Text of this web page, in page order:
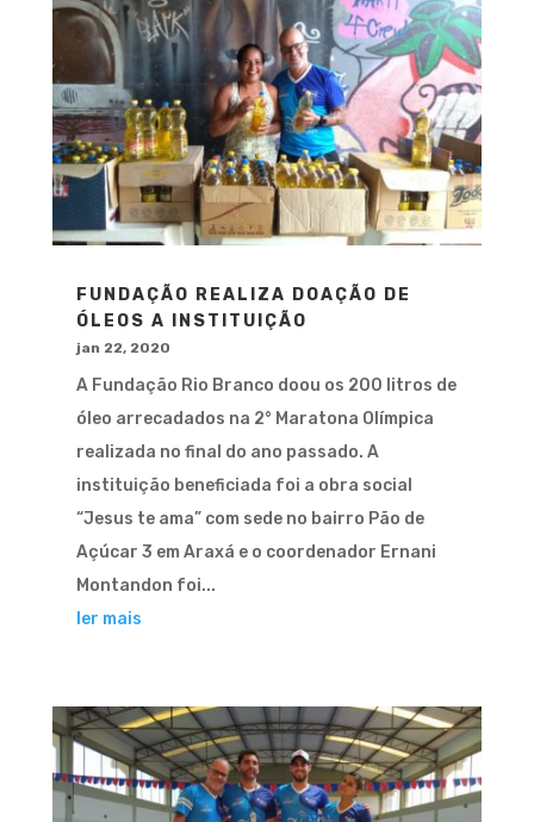
FUNDAÇÃO REALIZA DOAÇÃO DE
ÓLEOS A INSTITUIÇÃO
jan 22, 2020
A Fundação Rio Branco doou os 200 litros de
óleo arrecadados na 2° Maratona Olímpica
realizada no final do ano passado. A
instituição beneficiada foi a obra social
“Jesus te ama” com sede no bairro Pão de
Açúcar 3 em Araxá e o coordenador Ernani
Montandon foi...
ler mais